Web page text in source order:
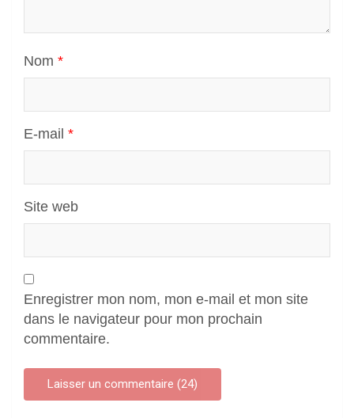
Nom *
E-mail *
Site web
Enregistrer mon nom, mon e-mail et mon site
dans le navigateur pour mon prochain
commentaire.